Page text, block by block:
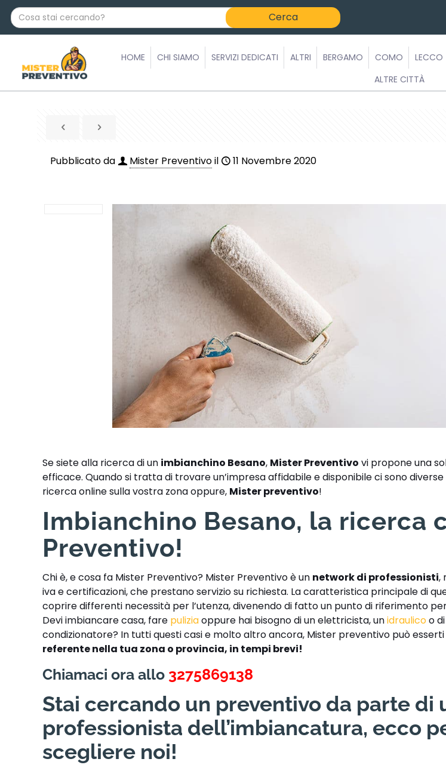
C
o
HOME CHI SIAMO SERVIZI DEDICATI ALTRI BERGAMO COMO LECCO
ALTRE CITTÀ
Pubblicato da Mister Preventivoil 11 Novembre 2020
Se siete alla ricerca di un imbianchino Besano, Mister Preventivo vi propone una
efficace. Quando si tratta di trovare un’impresa affidabile e disponibile ci sono
ricerca online sulla vostra zona oppure, Mister preventivo!
Imbianchino Besano, la ricerca
Preventivo!
Chi è, e cosa fa Mister Preventivo? Mister Preventivo è un network di professionisti,
iva e certificazioni, che prestano servizio su richiesta. La caratteristica principale di
coprire differenti necessità per l’utenza, divenendo di fatto un punto di riferimento
Devi imbiancare casa, fare puliziaoppure hai bisogno di un elettricista, unidraulicoo
condizionatore? In tutti questi casi e molto altro ancora, Mister preventivo può
referente nella tua zona o provincia, in tempi brevi!
Chiamaci ora allo 3275869138
Stai cercando un preventivo da parte di
professionista dell’imbiancatura, ecco
scegliere noi!